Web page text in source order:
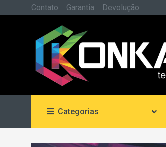
Contato Garantia Devolução
Categorias